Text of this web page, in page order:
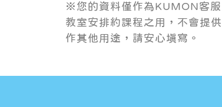
※您的資料僅作為KUMON客服
教室安排約課程之用，不會提
作其他用途，請安心填寫。